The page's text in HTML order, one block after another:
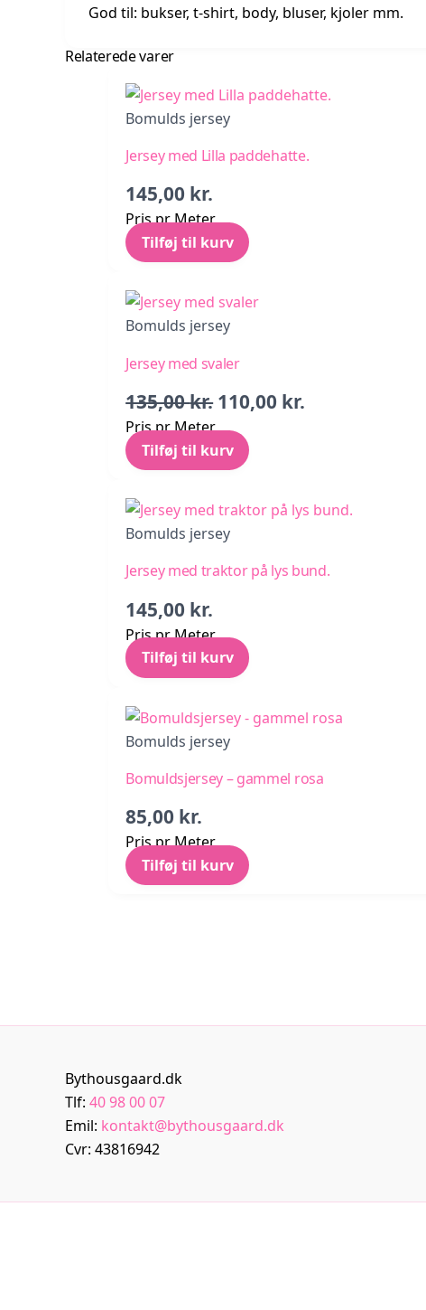
God til: bukser, t-shirt, body, bluser, kjoler mm.
Relaterede varer
Bomulds jersey
Jersey med Lilla paddehatte.
145,00 kr.
Pris pr Meter
Tilføj til kurv
Bomulds jersey
Jersey med svaler
135,00kr. Den
oprindelige
pris
var:
110,00 kr.
Pris pr Meter
Tilføj til kurv
Bomulds jersey
Jersey med traktor på lys bund.
145,00 kr.
Pris pr Meter
Tilføj til kurv
Bomulds jersey
Bomuldsjersey – gammel rosa
85,00 kr.
Pris pr Meter
Tilføj til kurv
Bythousgaard.dk
Tlf: 40 98 00 07
Emil: kontakt@bythousgaard.dk
Cvr: 43816942